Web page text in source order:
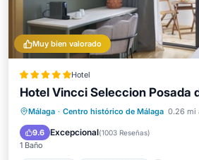
Muy bien valorado
Hotel
Hotel Vincci Seleccion Posada
Málaga · Centro histórico de Málaga 0.26 mi
9.6 Excepcional(1003 Reseñas)
1 Baño
Desayuno Aparcamiento
Balcón/Terraza